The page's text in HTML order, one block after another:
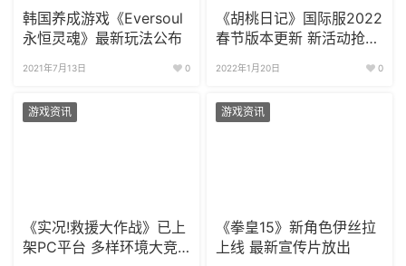
韩国养成游戏《Eversoul
永恒灵魂》最新玩法公布
2021年7月13日 0
《胡桃日记》国际服2022
春节版本更新 新活动抢险
2022年1月20日 0
游戏资讯
《实况!救援大作战》已上
架PC平台 多样环境大竞
游戏资讯
《拳皇15》新角色伊丝拉
上线 最新宣传片放出